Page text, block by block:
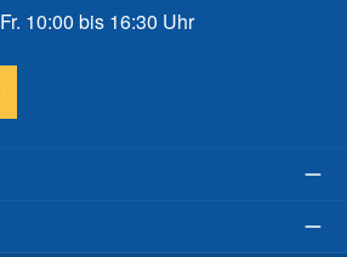
10:00 bis 16:30 Uhr